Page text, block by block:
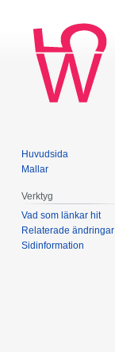
Huvudsida
Mallar
Verktyg
Vad som länkar hit
Relaterade ändringar
Sidinformation